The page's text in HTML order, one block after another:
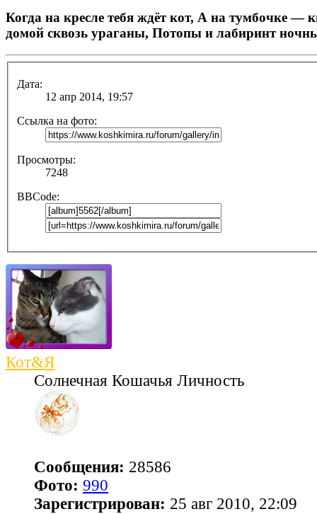
Когда на кресле тебя ждёт кот, А на тумбочке —
домой сквозь ураганы, Потопы и лабиринт
Дата:
12 апр 2014, 19:57
Ссылка на фото:
Просмотры:
7248
BBCode:
Кот&Я
Солнечная Кошачья Личность
Сообщения: 28586
Фото: 990
Зарегистрирован: 25 авг 2010, 22:09